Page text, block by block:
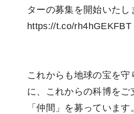
ターの募集を開始いたし
https://t.co/rh4hGEKFBT
これからも地球の宝を守
に、これからの科博をご
「仲間」を募っていま